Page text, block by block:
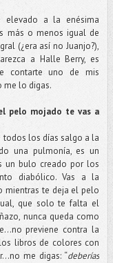
elevado a la enésima
más o menos igual de
(¿era así no Juanjo?),
a Halle Berry, es
contarte uno de mis
me lo digas.
pelo mojado te vas a
todos los días salgo a la
una pulmonía, es un
un bulo creado por los
diabólico. Vas a la
mientras te deja el pelo
que solo te falta el
nunca queda como
previene contra la
libros de colores con
me digas: “deberías